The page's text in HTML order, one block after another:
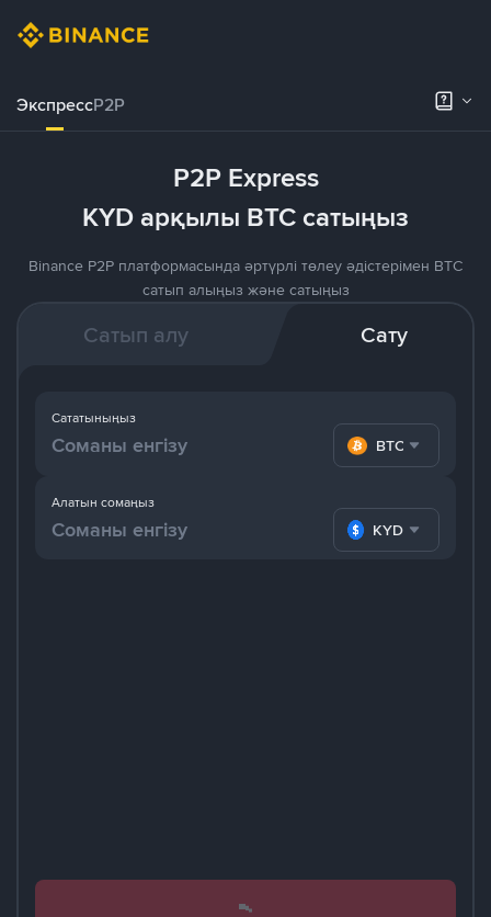
ЭкспрессP2P
P2P Express
KYD арқылы BTC сатыңыз
Binance P2P платформасында әртүрлі төлеу әдістерімен BTC
сатып алыңыз және сатыңыз
Сатып алу Сату
Алатын сомаңыз
KYD
Сататыныңыз
BTC